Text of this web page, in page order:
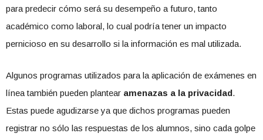
para predecir cómo será su desempeño a futuro, tanto
académico como laboral, lo cual podría tener un impacto
pernicioso en su desarrollo si la información es mal utilizada.
Algunos programas utilizados para la aplicación de exámenes en
línea también pueden plantear amenazas a la privacidad.
Estas puede agudizarse ya que dichos programas pueden
registrar no sólo las respuestas de los alumnos, sino cada golpe